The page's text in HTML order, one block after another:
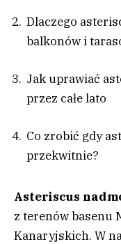
Dlaczego
balkonów i
Jak uprawiać
przez całe lato
Co zrobić gdy
przekwitnie?
Asteriscus
z terenów basenu
Kanaryjskich. W